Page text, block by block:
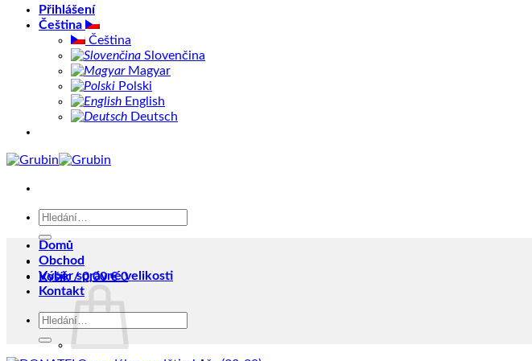
Přihlášení
Čeština
Čeština
Slovenčina
Magyar
Polski
English
Deutsch
Hledat:
Košík /0,00€ 0
Domů
Obchod
Výběr správné velikosti
Kontakt
Hledat: